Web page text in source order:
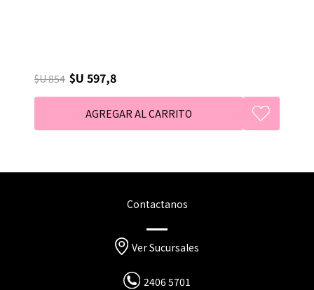
$U 854 $U 597,8
Contactanos
Ver Sucursales
2406 5701